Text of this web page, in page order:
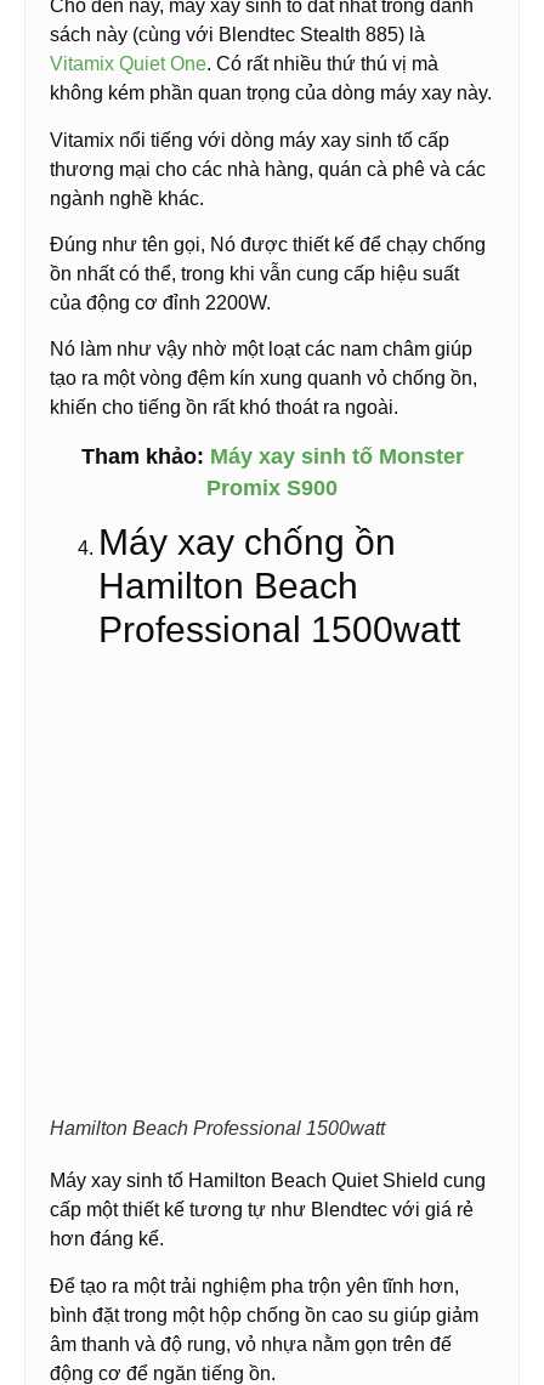
Cho đến nay, máy xay sinh tố đắt nhất trong danh
sách này (cùng với Blendtec Stealth 885) là
Vitamix Quiet One. Có rất nhiều thứ thú vị mà
không kém phần quan trọng của dòng máy xay này.
Vitamix nổi tiếng với dòng máy xay sinh tố cấp
thương mại cho các nhà hàng, quán cà phê và các
ngành nghề khác.
Đúng như tên gọi, Nó được thiết kế để chạy chống
ồn nhất có thể, trong khi vẫn cung cấp hiệu suất
của động cơ đỉnh 2200W.
Nó làm như vậy nhờ một loạt các nam châm giúp
tạo ra một vòng đệm kín xung quanh vỏ chống ồn,
khiến cho tiếng ồn rất khó thoát ra ngoài.
Tham khảo: Máy xay sinh tố Monster
Promix S900
Máy xay chống ồn
Hamilton Beach
Professional 1500watt
Hamilton Beach Professional 1500watt
Máy xay sinh tố Hamilton Beach Quiet Shield cung
cấp một thiết kế tương tự như Blendtec với giá rẻ
hơn đáng kể.
Để tạo ra một trải nghiệm pha trộn yên tĩnh hơn,
bình đặt trong một hộp chống ồn cao su giúp giảm
âm thanh và độ rung, vỏ nhựa nằm gọn trên đế
động cơ để ngăn tiếng ồn.